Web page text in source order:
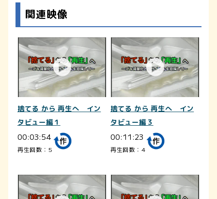
関連映像
捨てる から 再生へ イン
タビュー編１
00:03:54
再生回数：5
捨てる から 再生へ イン
タビュー編３
00:11:23
再生回数：4